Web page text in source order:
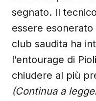
segnato. Il
essere
club saudita ha
l’entourage di
chiudere al più
(Continua a